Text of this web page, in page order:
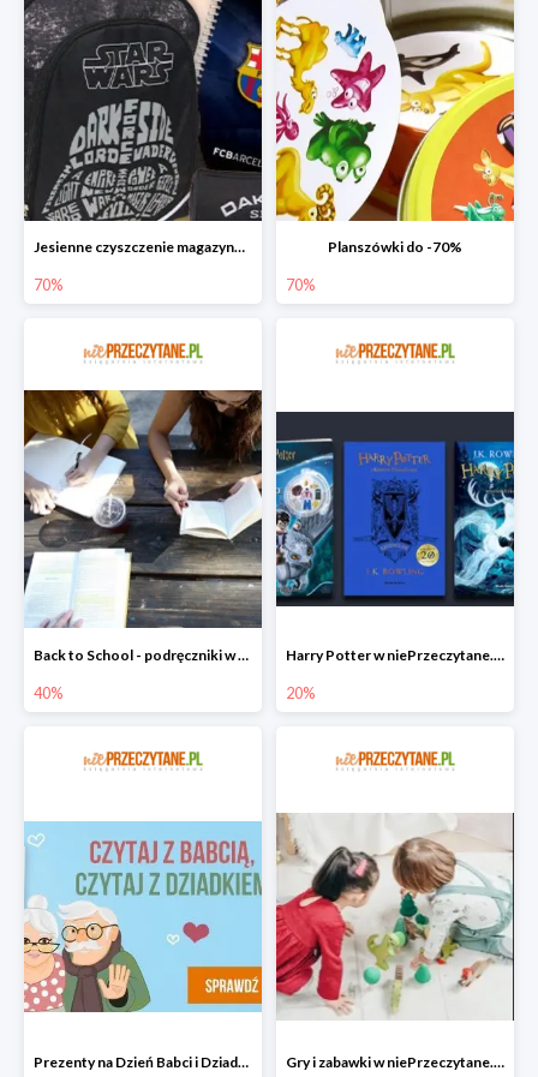
Jesienne czyszczenie magazynu do -70%
70%
Planszówki do -70%
70%
Back to School - podręczniki w niePrzeczytane.pl do -40%
40%
Harry Potter w niePrzeczytane.pl do -20%
20%
Prezenty na Dzień Babci i Dziadka w niePrzeczytane.pl do -40% Gry i zabawki w niePrzeczytane.pl do -79%